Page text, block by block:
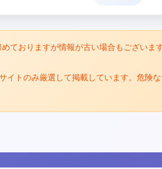
ておりますが情報が古い場合もございま
イトのみ厳選して掲載しています。危険